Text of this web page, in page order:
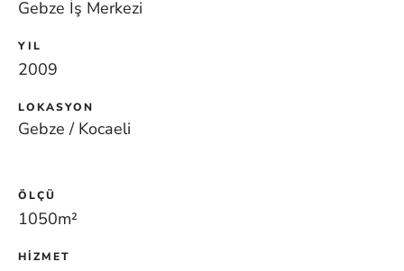
Gebze İş Merkezi
YIL
2009
LOKASYON
Gebze / Kocaeli
ÖLÇÜ
1050m²
HIZMET